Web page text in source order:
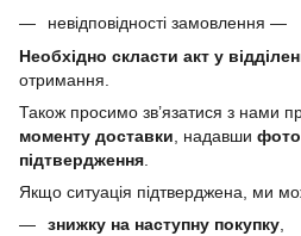
невідповідності замовлення —
Необхідно скласти акт у
отримання.
Також просимо зв’язатися з нами
моменту доставки , надавши фото
підтвердження
Якщо ситуація підтверджена, ми
знижку на наступну покупку